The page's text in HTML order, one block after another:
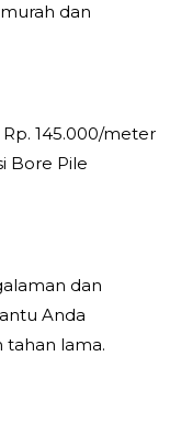
dan
145.000/meter
Bore Pile
dan
Anda
tahan lama.